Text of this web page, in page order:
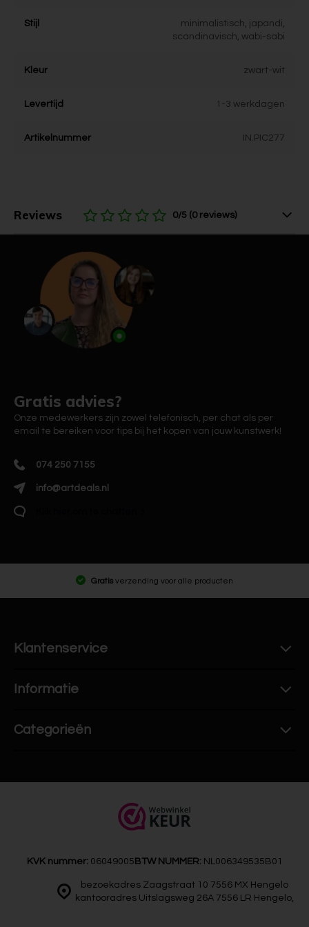
Stijl
minimalistisch, japandi,
scandinavisch, wabi-sabi
Kleur zwart-wit
Levertijd 1-3 werkdagen
Artikelnummer IN.PIC277
Reviews 0/5 (0 reviews)
Gratis advies?
Onze medewerkers zijn zowel telefonisch, per chat als per
email te bereiken voor tips bij het kopen van jouw kunstwerk!
074 250 7155
info@artdeals.nl
Gratis verzending voor alle producten
Klantenservice
Informatie
Categorieën
bezoekadres Zaagstraat 10 7556 MX Hengelo
kantooradres Uitslagsweg 26A 7556 LR Hengelo,
KVK nummer:06049005 BTW NUMMER:NL006349535B01